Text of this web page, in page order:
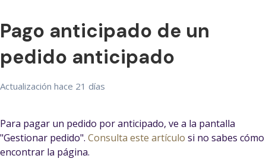
Pago anticipado de un
pedido anticipado
Actualización hace 21 días
Para pagar un pedido por anticipado, ve a la pantalla
"Gestionar pedido". Consulta este artículo si no sabes cómo
encontrar la página.